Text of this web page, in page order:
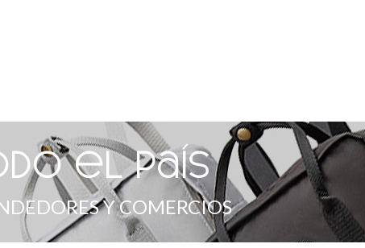
el país
Y COMERCIOS